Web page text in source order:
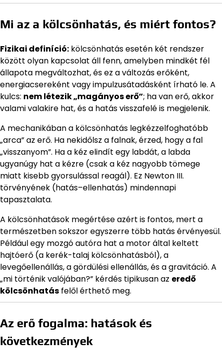
Mi az a kölcsönhatás, és miért fontos?
Fizikai definíció: kölcsönhatás esetén két rendszer
között olyan kapcsolat áll fenn, amelyben mindkét fél
állapota megváltozhat, és ez a változás erőként,
energiacsereként vagy impulzusátadásként írható le. A
kulcs: nem létezik „magányos erő”; ha van erő, akkor
valami valakire hat, és a hatás visszafelé is megjelenik.
A mechanikában a kölcsönhatás legkézzelfoghatóbb
„arca” az erő. Ha nekidőlsz a falnak, érzed, hogy a fal
„visszanyom”. Ha a kéz elindít egy labdát, a labda
ugyanúgy hat a kézre (csak a kéz nagyobb tömege
miatt kisebb gyorsulással reagál). Ez Newton III.
törvényének (hatás–ellenhatás) mindennapi
tapasztalata.
A kölcsönhatások megértése azért is fontos, mert a
természetben sokszor egyszerre több hatás érvényesül.
Például egy mozgó autóra hat a motor által keltett
hajtóerő (a kerék-talaj kölcsönhatásból), a
levegőellenállás, a gördülési ellenállás, és a gravitáció. A
„mi történik valójában?” kérdés tipikusan az eredő
kölcsönhatás felől érthető meg.
Az erő fogalma: hatások és
következmények